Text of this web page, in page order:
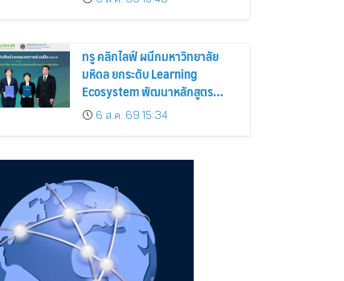
ทรู คลิกไลฟ์ ผนึกมหาวิทยาลัย
มหิดล ยกระดับ Learning
Ecosystem พัฒนาหลักสูตร
ภาษาอังกฤษ สู่ ม.ปลายครั้งแรก!
พร้อมใช้ปีการศึกษา 2570
6 ส.ค. 69 15:34